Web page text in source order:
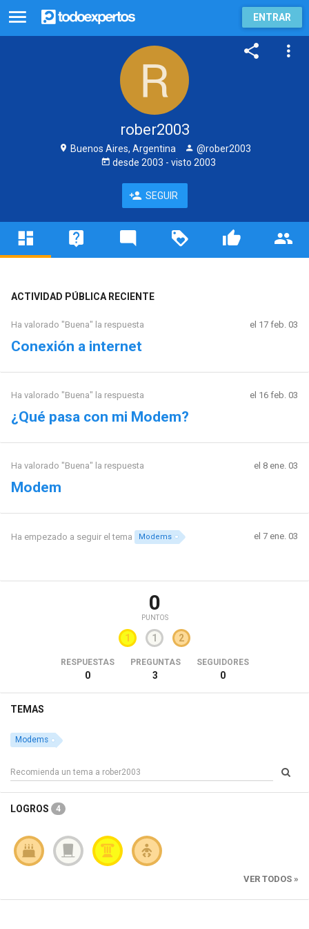
ENTRAR
rober2003
Buenos Aires, Argentina
@rober2003
desde 2003 - visto 2003
SEGUIR
ACTIVIDAD PÚBLICA RECIENTE
Ha valorado "Buena" la respuesta el 17 feb. 03
Conexión a internet
Ha valorado "Buena" la respuesta el 16 feb. 03
¿Qué pasa con mi Modem?
Ha valorado "Buena" la respuesta el 8 ene. 03
Modem
Ha empezado a seguir el tema Modems el 7 ene. 03
0
PUNTOS
1 1 2
RESPUESTAS
0
PREGUNTAS
3
SEGUIDORES
0
TEMAS
Modems
LOGROS 4
VER TODOS »